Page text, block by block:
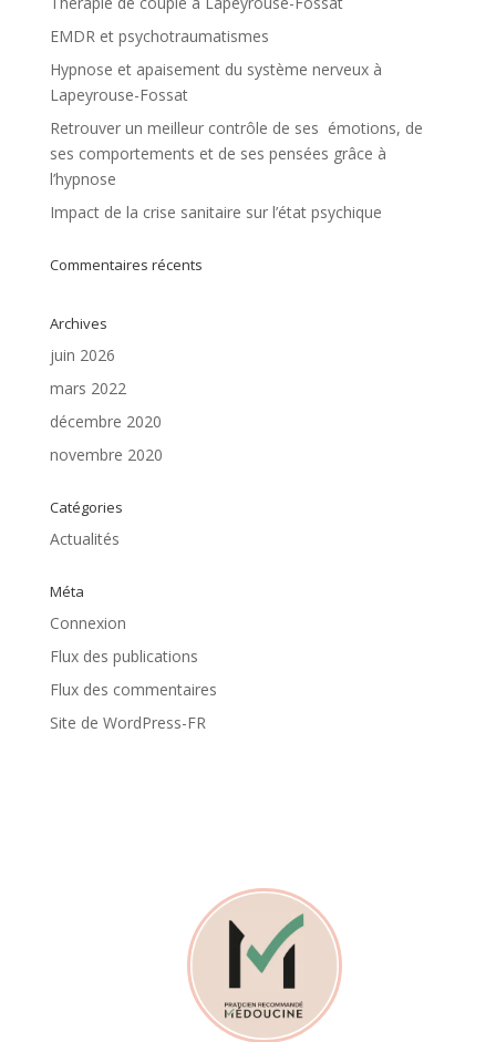
EMDR et psychotraumatismes
Hypnose et apaisement du système nerveux à
Lapeyrouse-Fossat
Retrouver un meilleur contrôle de ses émotions, de
ses comportements et de ses pensées grâce à
l’hypnose
Impact de la crise sanitaire sur l’état psychique
Commentaires récents
Archives
juin 2026
mars 2022
décembre 2020
novembre 2020
Catégories
Actualités
Méta
Connexion
Flux des publications
Flux des commentaires
Site de WordPress-FR